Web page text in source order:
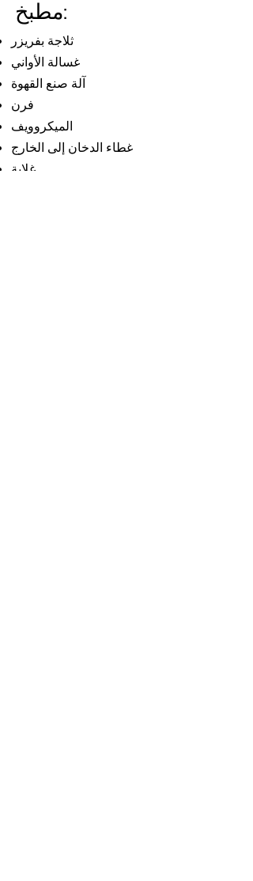
مطبخ:
ثلاجة بفريزر
غسالة الأواني
آلة صنع القهوة
فرن
الميكروويف
غطاء الدخان إلى الخارج
غلاية